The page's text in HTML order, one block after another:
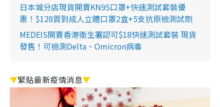
日本城分店現貨開賣KN95口罩+快速測試套裝優
惠！$128買到成人立體口罩2盒+5支抗原檢測試劑
MEDEIS開賣香港衛生署認可$18快速測試套裝 現貨
發售！可檢測Delta、Omicron病毒
▼緊貼最新疫情消息▼